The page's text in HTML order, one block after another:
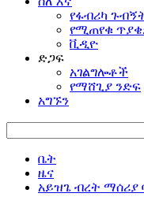
የፋብሪካ
የሚጠየቁ
ቪዲዮ
ድጋፍ
አገልግሎቶች
የማሸጊያ ንድፍ
አግኙን
ቤት
ዜና
አይዝጌ ብረት ማሰሪያ